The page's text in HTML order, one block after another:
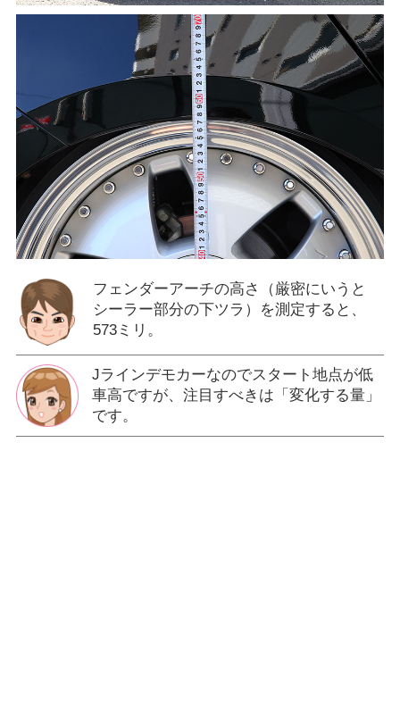
フェンダーアーチの高さ（厳密にいうと
シーラー部分の下ツラ）を測定すると、
573ミリ。
Jラインデモカーなのでスタート地点が低
車高ですが、注目すべきは「変化する量」
です。